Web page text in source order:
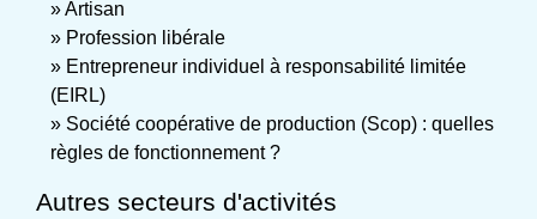
Artisan
Profession libérale
Entrepreneur individuel à responsabilité limitée
(EIRL)
Société coopérative de production (Scop) : quelles
règles de fonctionnement ?
Autres secteurs d'activités